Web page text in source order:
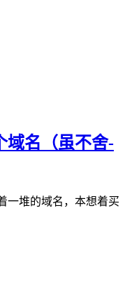
域名（虽不舍-
一堆的域名，本想着买